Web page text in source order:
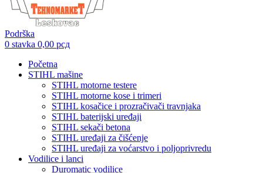
Podrška
0 stavka 0,00 рсд
Početna
STIHL mašine
STIHL motorne testere
STIHL motorne kose i trimeri
STIHL kosačice i prozračivači travnjaka
STIHL baterijski uređaji
STIHL sekači betona
STIHL uređaji za čišćenje
STIHL uređaji za voćarstvo i poljoprivredu
Vodilice i lanci
Duromatic vodilice